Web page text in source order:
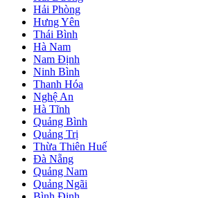
Hải Phòng
Hưng Yên
Thái Bình
Hà Nam
Nam Định
Ninh Bình
Thanh Hóa
Nghệ An
Hà Tĩnh
Quảng Bình
Quảng Trị
Thừa Thiên Huế
Đà Nẵng
Quảng Nam
Quảng Ngãi